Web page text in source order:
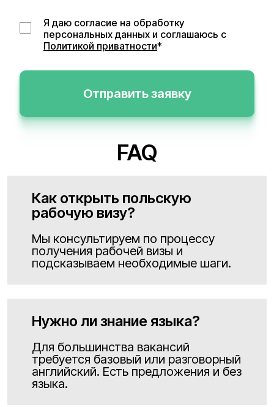
Я даю согласие на обработку
персональных данных и соглашаюсь с
Политикой приватности*
Отправить заявку
FAQ
Как открыть польскую
рабочую визу?
Мы консультируем по процессу
получения рабочей визы и
подсказываем необходимые шаги.
Нужно ли знание языка?
Для большинства вакансий
требуется базовый или разговорный
английский. Есть предложения и без
языка.